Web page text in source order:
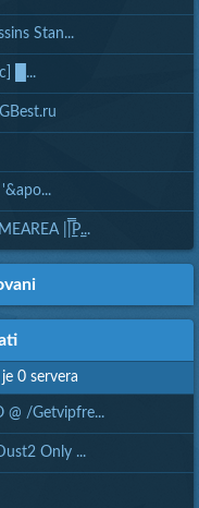
Stan...
█...
||͇̿P͇...
0 servera
@ /Getvipfre...
Only ...